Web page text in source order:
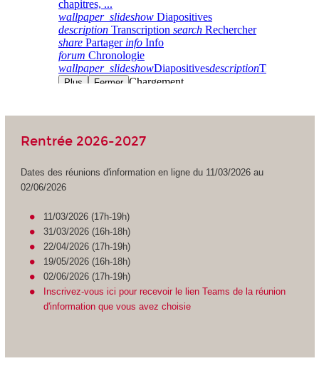
Rentrée 2026-2027
Dates des réunions d'information en ligne du 11/03/2026 au
02/06/2026
11/03/2026 (17h-19h)
31/03/2026 (16h-18h)
22/04/2026 (17h-19h)
19/05/2026 (16h-18h)
02/06/2026 (17h-19h)
Inscrivez-vous ici pour recevoir le lien Teams de la réunion
d'information que vous avez choisie